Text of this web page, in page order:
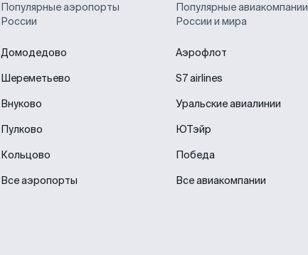
Популярные аэропорты
России
Домодедово
Шереметьево
Внуково
Пулково
Кольцово
Все аэропорты
Популярные авиакомпании
России и мира
Аэрофлот
S7 airlines
Уральские авиалинии
ЮТэйр
Победа
Все авиакомпании